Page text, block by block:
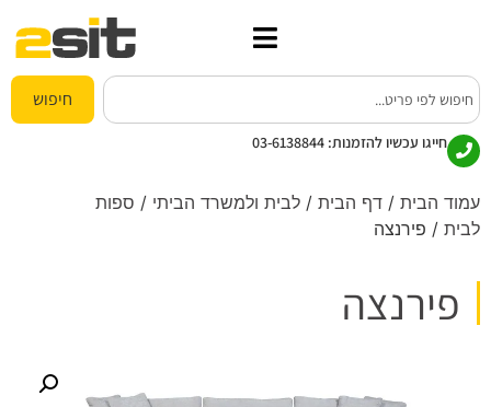
חיפוש
חייגו עכשיו להזמנות: 03-6138844
עמוד הבית / דף הבית / לבית ולמשרד הביתי / ספות
לבית / פירנצה
פירנצה